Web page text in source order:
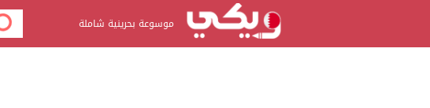
موسوعة بحرينية شاملة